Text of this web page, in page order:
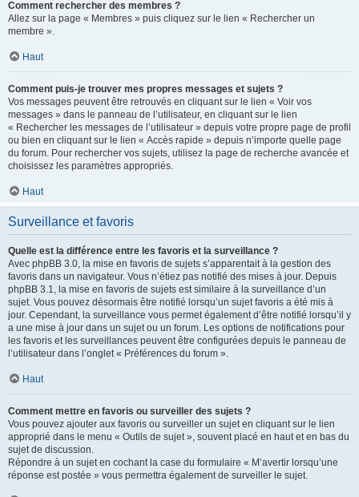
Comment rechercher des membres ?
Allez sur la page « Membres » puis cliquez sur le lien « Rechercher un
membre ».
Haut
Comment puis-je trouver mes propres messages et sujets ?
Vos messages peuvent être retrouvés en cliquant sur le lien « Voir vos
messages » dans le panneau de l’utilisateur, en cliquant sur le lien
« Rechercher les messages de l’utilisateur » depuis votre propre page de profil
ou bien en cliquant sur le lien « Accès rapide » depuis n’importe quelle page
du forum. Pour rechercher vos sujets, utilisez la page de recherche avancée et
choisissez les paramètres appropriés.
Haut
Surveillance et favoris
Quelle est la différence entre les favoris et la surveillance ?
Avec phpBB 3.0, la mise en favoris de sujets s’apparentait à la gestion des
favoris dans un navigateur. Vous n’étiez pas notifié des mises à jour. Depuis
phpBB 3.1, la mise en favoris de sujets est similaire à la surveillance d’un
sujet. Vous pouvez désormais être notifié lorsqu’un sujet favoris a été mis à
jour. Cependant, la surveillance vous permet également d’être notifié lorsqu’il y
a une mise à jour dans un sujet ou un forum. Les options de notifications pour
les favoris et les surveillances peuvent être configurées depuis le panneau de
l’utilisateur dans l’onglet « Préférences du forum ».
Haut
Comment mettre en favoris ou surveiller des sujets ?
Vous pouvez ajouter aux favoris ou surveiller un sujet en cliquant sur le lien
approprié dans le menu « Outils de sujet », souvent placé en haut et en bas du
sujet de discussion.
Répondre à un sujet en cochant la case du formulaire « M’avertir lorsqu’une
réponse est postée » vous permettra également de surveiller le sujet.